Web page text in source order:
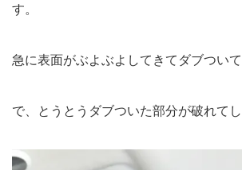
す。
急に表面がぶよぶよしてきてダブついて
で、とうとうダブついた部分が破れてし